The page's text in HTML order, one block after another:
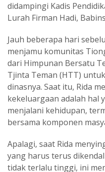
didampingi Kadis
Lurah Firman Hadi,
Jauh beberapa hari
menjamu komunitas
dari Himpunan Bersatu
Tjinta Teman (HTT)
dinasnya. Saat itu, Rida
kekeluargaan adalah hal
menjalani kehidupan,
bersama komponen
Apalagi, saat Rida
yang harus terus
tidak terlalu tinggi, ini